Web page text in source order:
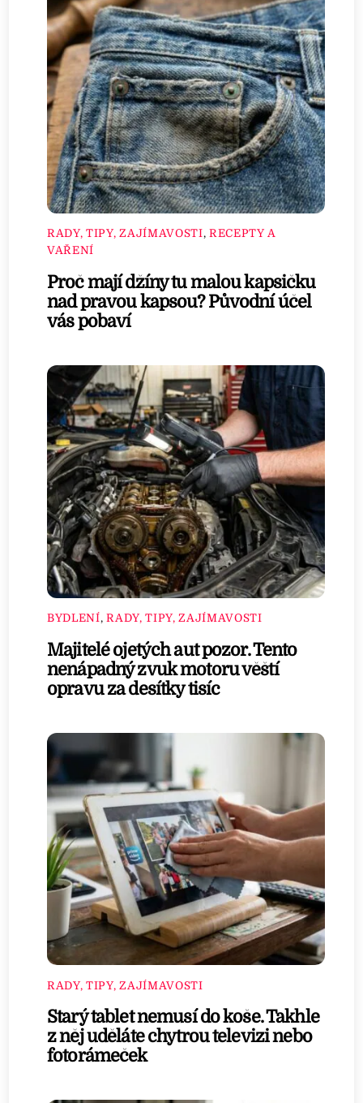
RADY, TIPY, ZAJÍMAVOSTI, RECEPTY A
VAŘENÍ
Proč mají džíny tu malou kapsičku
nad pravou kapsou? Původní účel
vás pobaví
BYDLENÍ,RADY, TIPY, ZAJÍMAVOSTI
Majitelé ojetých aut pozor. Tento
nenápadný zvuk motoru věští
opravu za desítky tisíc
RADY, TIPY, ZAJÍMAVOSTI
Starý tablet nemusí do koše. Takhle
z něj uděláte chytrou televizi nebo
fotorámeček